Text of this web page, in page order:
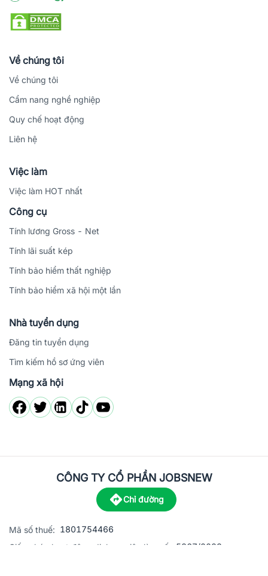
Về chúng tôi
Về chúng tôi
Cẩm nang nghề nghiệp
Quy chế hoạt động
Liên hệ
Việc làm
Việc làm HOT nhất
Công cụ
Tính lương Gross - Net
Tính lãi suất kép
Tính bảo hiểm thất nghiệp
Tính bảo hiểm xã hội một lần
Nhà tuyển dụng
Đăng tin tuyển dụng
Tìm kiếm hồ sơ ứng viên
Mạng xã hội
CÔNG TY CỔ PHẦN JOBSNEW
Chỉ đường
Mã số thuế: 1801754466
Giấy phép hoạt động dịch vụ việc làm số:
5867/2023